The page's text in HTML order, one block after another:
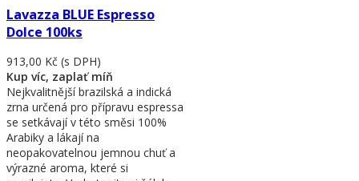
Lavazza BLUE Espresso
Dolce 100ks
913,00 Kč (s DPH)
Kup víc, zaplať míň
Nejkvalitnější brazilská a indická
zrna určená pro přípravu espressa
se setkávají v této směsi 100%
Arabiky a lákají na
neopakovatelnou jemnou chuť a
výrazné aroma, které si